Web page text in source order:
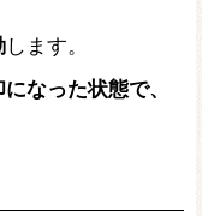
します。
なった状態で、